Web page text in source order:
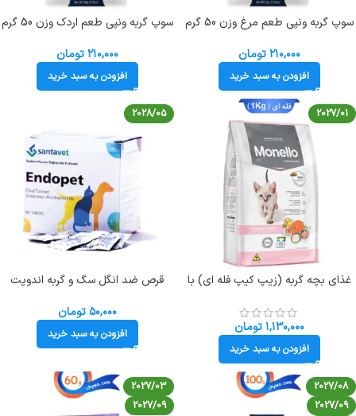
سوپ گربه ونپی طعم مرغ وزن 50 گرم
۲۱۰,۰۰۰ تومان
افزودن به سبد خرید
سوپ گربه ونپی طعم اردک وزن 50 گرم
۲۱۰,۰۰۰ تومان
افزودن به سبد خرید
2027/01
غذای بچه گربه (زیپ کیپ فله ای) با
۱,۱۳۰,۰۰۰ تومان
افزودن به سبد خرید
2028/05
قرص ضد انگل سگ و گربه اندوپت
۵۰,۰۰۰ تومان
افزودن به سبد خرید
2027/08
2027/09
2027/03
2027/09